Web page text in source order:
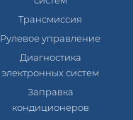
Трансмиссия
Рулевое управление
Диагностика
электронных систем​
Заправка
кондиционеров